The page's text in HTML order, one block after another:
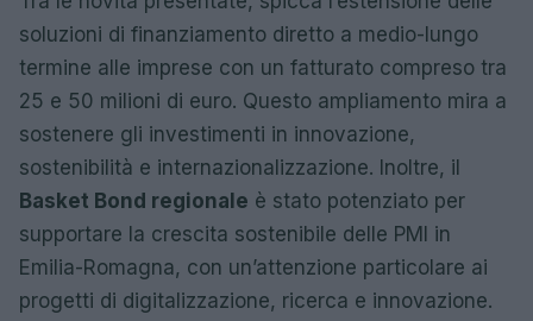
soluzioni di finanziamento diretto a medio-lungo
termine alle imprese con un fatturato compreso tra
25 e 50 milioni di euro. Questo ampliamento mira a
sostenere gli investimenti in innovazione,
sostenibilità e internazionalizzazione. Inoltre, il
Basket Bond regionale è stato potenziato per
supportare la crescita sostenibile delle PMI in
Emilia-Romagna, con un’attenzione particolare ai
progetti di digitalizzazione, ricerca e innovazione.